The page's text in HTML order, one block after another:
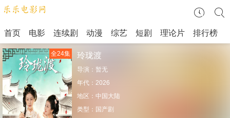
首页 电影 连续剧 动漫 综艺 短剧 理论片 排行榜
全24集 玲珑渡
导演： 暂无
年代： 2026
地区： 中国大陆
类型： 国产剧